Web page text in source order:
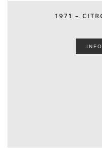
1971 –